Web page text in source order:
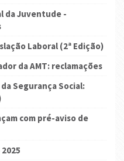
da Juventude -
Laboral (2ª Edição)
da AMT: reclamações
Segurança Social:
com pré-aviso de